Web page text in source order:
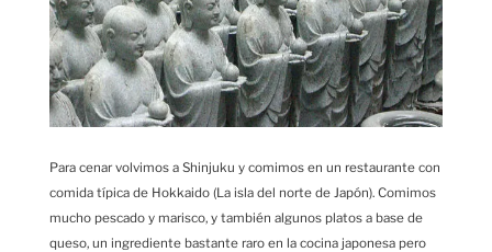
Para cenar volvimos a Shinjuku y comimos en un restaurante con
comida típica de Hokkaido (La isla del norte de Japón). Comimos
mucho pescado y marisco, y también algunos platos a base de
queso, un ingrediente bastante raro en la cocina japonesa pero